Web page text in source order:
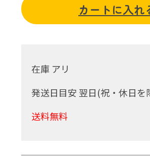
カートに入れ
在庫 アリ
発送日目安 翌日(祝・休日を
送料無料